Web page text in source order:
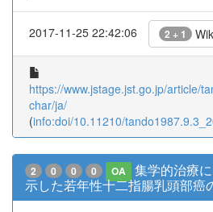
2017-11-25 22:42:06 2 + 1
https://www.jstage.jst.go.jp/article/
char/ja/
(info:doi/10.11210/
2 0 0 0 OA
集学的治療
示した若年性十二指腸乳頭部癌